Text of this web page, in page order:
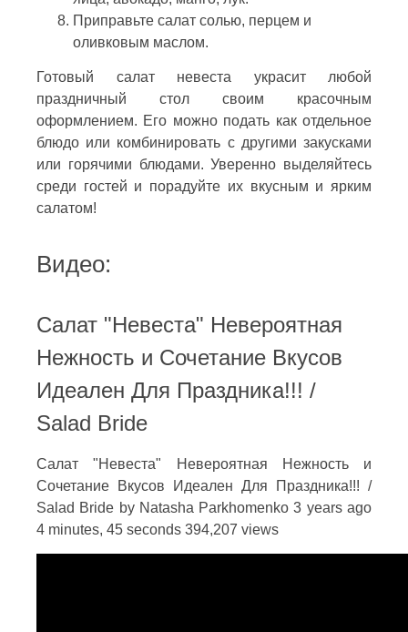
Приправьте салат солью, перцем и
оливковым маслом.
Готовый салат невеста украсит любой
праздничный стол своим красочным
оформлением. Его можно подать как отдельное
блюдо или комбинировать с другими закусками
или горячими блюдами. Уверенно выделяйтесь
среди гостей и порадуйте их вкусным и ярким
салатом!
Видео:
Салат "Невеста" Невероятная
Нежность и Сочетание Вкусов
Идеален Для Праздника!!! /
Salad Bride
Салат "Невеста" Невероятная Нежность и
Сочетание Вкусов Идеален Для Праздника!!! /
Salad Bride by Natasha Parkhomenko 3 years ago
4 minutes, 45 seconds 394,207 views